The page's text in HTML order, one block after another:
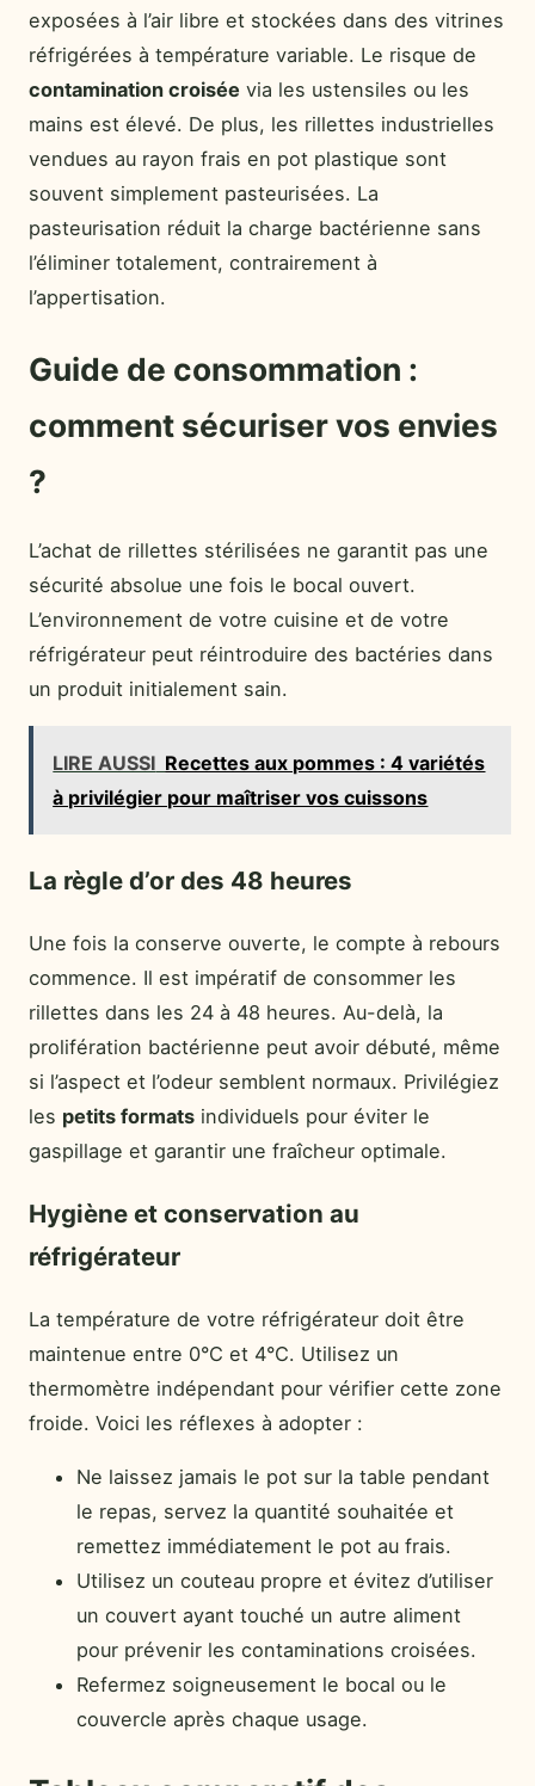
exposées à l’air libre et stockées dans des vitrines
réfrigérées à température variable. Le risque de
contamination croisée via les ustensiles ou les
mains est élevé. De plus, les rillettes industrielles
vendues au rayon frais en pot plastique sont
souvent simplement pasteurisées. La
pasteurisation réduit la charge bactérienne sans
l’éliminer totalement, contrairement à
l’appertisation.
Guide de consommation :
comment sécuriser vos envies
?
L’achat de rillettes stérilisées ne garantit pas une
sécurité absolue une fois le bocal ouvert.
L’environnement de votre cuisine et de votre
réfrigérateur peut réintroduire des bactéries dans
un produit initialement sain.
LIRE AUSSI Recettes aux pommes : 4 variétés
à privilégier pour maîtriser vos cuissons
La règle d’or des 48 heures
Une fois la conserve ouverte, le compte à rebours
commence. Il est impératif de consommer les
rillettes dans les 24 à 48 heures. Au-delà, la
prolifération bactérienne peut avoir débuté, même
si l’aspect et l’odeur semblent normaux. Privilégiez
les petits formats individuels pour éviter le
gaspillage et garantir une fraîcheur optimale.
Hygiène et conservation au
réfrigérateur
La température de votre réfrigérateur doit être
maintenue entre 0°C et 4°C. Utilisez un
thermomètre indépendant pour vérifier cette zone
froide. Voici les réflexes à adopter :
Ne laissez jamais le pot sur la table pendant
le repas, servez la quantité souhaitée et
remettez immédiatement le pot au frais.
Utilisez un couteau propre et évitez d’utiliser
un couvert ayant touché un autre aliment
pour prévenir les contaminations croisées.
Refermez soigneusement le bocal ou le
couvercle après chaque usage.